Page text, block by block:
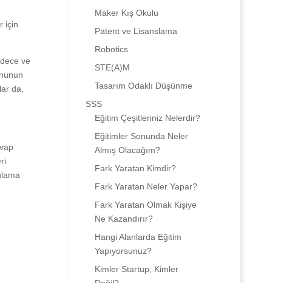
için
ve
da,
Maker Kış Okulu
Patent ve Lisanslama
Robotics
STE(A)M
Tasarım Odaklı Düşünme
SSS
Eğitim Çeşitleriniz Nelerdir?
Eğitimler Sonunda Neler
Almış Olacağım?
Fark Yaratan Kimdir?
Fark Yaratan Neler Yapar?
Fark Yaratan Olmak Kişiye
Ne Kazandırır?
Hangi Alanlarda Eğitim
Yapıyorsunuz?
Kimler Startup, Kimler